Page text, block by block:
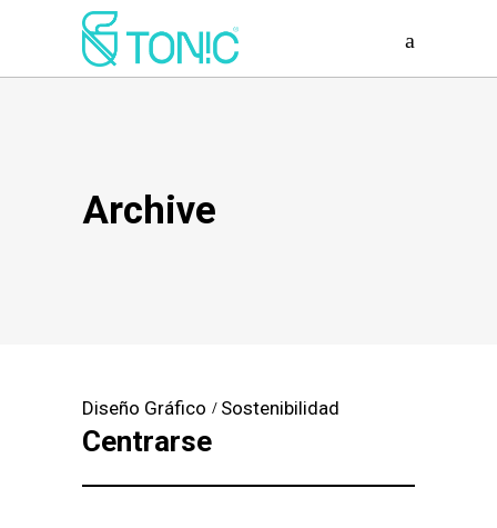
Archive
Diseño Gráfico Sostenibilidad
Centrarse